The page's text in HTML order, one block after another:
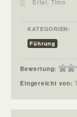
Ertel, Timo
KATEGORIEN:
Führung
Bewertung:
Eingereicht von: